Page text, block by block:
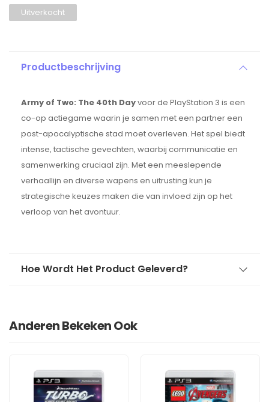
Uitverkocht
Productbeschrijving
Army of Two: The 40th Dayvoor de PlayStation 3 is een
co-op actiegame waarin je samen met een partner een
post-apocalyptische stad moet overleven. Het spel biedt
intense, tactische gevechten, waarbij communicatie en
samenwerking cruciaal zijn. Met een meeslepende
verhaallijn en diverse wapens en uitrusting kun je
strategische keuzes maken die van invloed zijn op het
verloop van het avontuur.
Hoe Wordt Het Product Geleverd?
Anderen Bekeken Ook